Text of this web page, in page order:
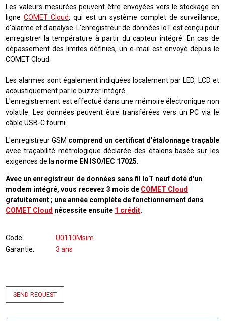
Les valeurs mesurées peuvent être envoyées vers le stockage en
ligneCOMET Cloud, qui est un système complet de surveillance,
d'alarme et d'analyse. L'enregistreur de données IoT est conçu pour
enregistrer la température à partir du capteur intégré. En cas de
dépassement des limites définies, un e-mail est envoyé depuis le
COMET Cloud.
Les alarmes sont également indiquées localement par LED, LCD et
acoustiquement par le buzzer intégré.
L'enregistrement est effectué dans une mémoire électronique non
volatile. Les données peuvent être transférées vers un PC via le
câble USB-C fourni.
L'enregistreur GSM comprend un certificat d'étalonnage traçable
avec traçabilité métrologique déclarée des étalons basée sur les
exigences de la norme EN ISO/IEC 17025.
Avec un enregistreur de données sans fil IoT neuf doté d'un
modem intégré, vous recevez 3 mois de COMET Cloud
gratuitement ; une année complète de fonctionnement dans
COMET Cloud nécessite ensuite 1 crédit.
Code
U0110Msim
Garantie
3 ans
SEND REQUEST